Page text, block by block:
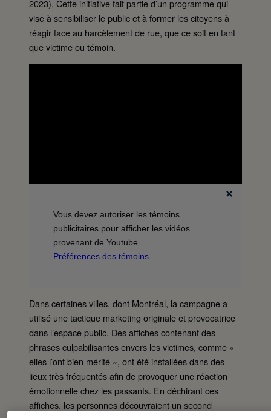
2023). Cette initiative fait partie d’un programme qui
vise à sensibiliser le public et à former les citoyens à
réagir face au harcèlement de rue, que ce soit en tant
que victime ou témoin.
Vous devez autoriser les témoins
publicitaires pour afficher les vidéos
provenant de Youtube.
Préférences des témoins
Dans certaines villes, dont Montréal, la campagne a
utilisé une tactique marketing originale et provocatrice
dans l’espace public. Des affiches contenant des
phrases culpabilisantes envers les victimes, comme «
elles l’ont bien mérité », ont été installées dans des
lieux très fréquentés afin de provoquer une réaction
émotionnelle chez les passants. En déchirant ces
affiches, les personnes découvraient un second